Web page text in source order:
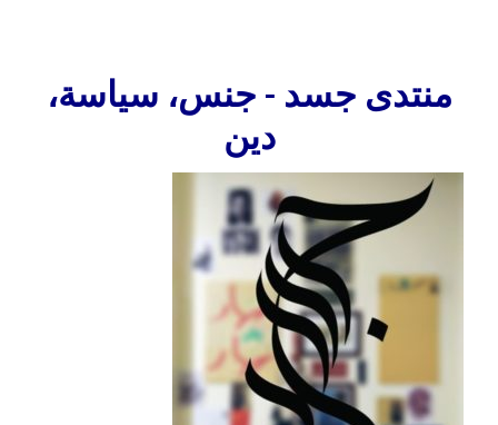
منتدى جسد - جنس، سياسة،
دين